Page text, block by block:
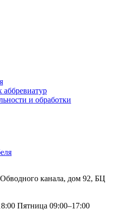
и обработки
канала, дом 92, БЦ
Пятница 09:00–17:00